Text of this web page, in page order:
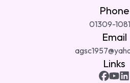
Phone
01309-
Email
Links